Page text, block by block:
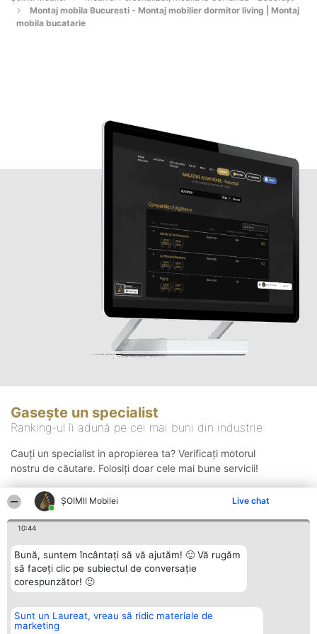
ȘOIMII Mobilei Live chat
10:44
Bună, suntem încântați să vă ajutăm! 🙂 Vă rugăm
să faceți clic pe subiectul de conversație
corespunzător! 🙂
Sunt un Laureat, vreau să ridic materiale de
marketing
Montaj mobila Bucuresti - Montaj mobilier dormitor living | Montaj
mobila bucatarie
Gasește un specialist
Ranking-ul îi adună pe cei mai buni din industrie
Cauți un specialist in apropierea ta? Verificați motorul
nostru de căutare. Folosiți doar cele mai bune servicii!
Organizator Ranking
BRIGHT SOLUTIONS BR SRL
Plebiscyt Contact